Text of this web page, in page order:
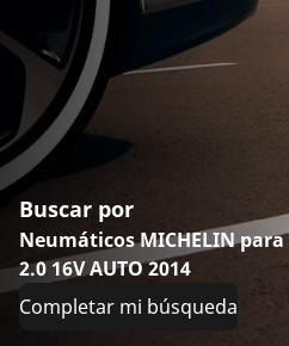
Buscar por
Neumáticos MICHELIN
2.0 16V AUTO 2014
Completar mi búsqueda